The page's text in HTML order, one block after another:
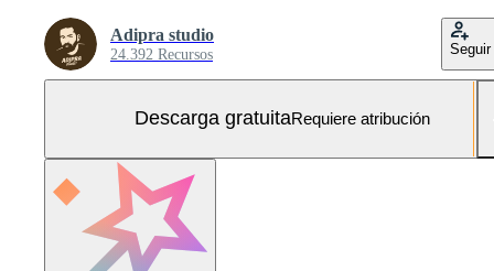
Adipra studio
24.392 Recursos Seguir
Descarga gratuitaRequiere atribución